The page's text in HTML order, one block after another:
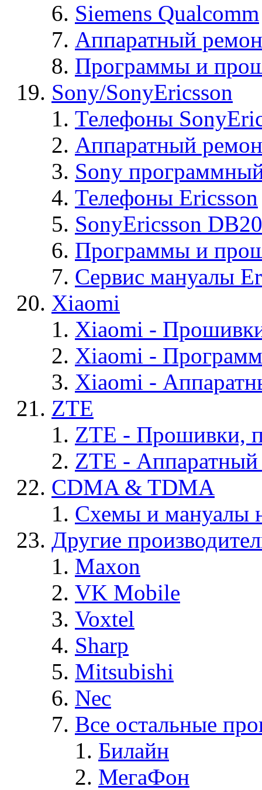
Siemens Qualcomm
Аппаратный
Программы и
Sony/SonyEricsson
Телефоны
Аппаратный
Sony
Телефоны Ericsson
SonyEricsson
Программы и
Сервис мануалы
Xiaomi
Xiaomi -
Xiaomi -
Xiaomi -
ZTE
ZTE - Прошивки,
ZTE -
CDMA & TDMA
Схемы и мануалы
Другие
Maxon
VK Mobile
Voxtel
Sharp
Mitsubishi
Nec
Все остальные
Билайн
МегаФон